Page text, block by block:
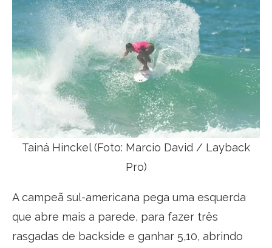
Tainá Hinckel (Foto: Marcio David / Layback
Pro)
A campeã sul-americana pega uma esquerda
que abre mais a parede, para fazer três
rasgadas de backside e ganhar 5,10, abrindo